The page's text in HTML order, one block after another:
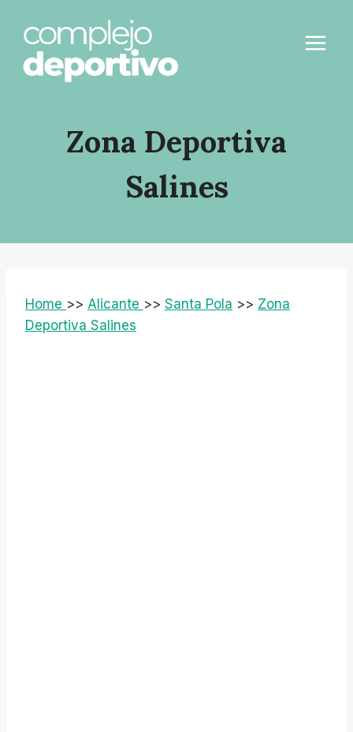
contenido
Zona Deportiva
Salines
Home >> Alicante >> Santa Pola >> Zona
Deportiva Salines